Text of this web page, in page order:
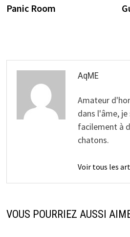
de
Panic Room
AqME
Amateur
dans l'âme,
facilement à
chatons.
Voir tous les
VOUS POURRIEZ AUSSI